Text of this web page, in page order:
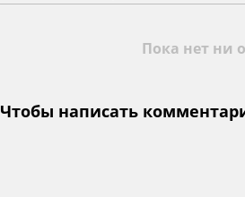
Пока нет ни
Чтобы написать